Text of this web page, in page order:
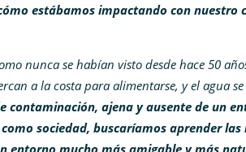
estábamos impactando con
nunca se habían visto desde hace 50
a la costa para alimentarse, y el agua
contaminación, ajena y ausente de un
sociedad, buscaríamos aprender
entorno mucho más amigable y más